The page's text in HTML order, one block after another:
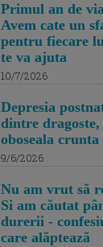
Primul an de
Avem cate un
pentru fiecare
te va ajuta
10/7/2026
Depresia
dintre
oboseala
9/6/2026
Nu am vrut să
Si am căutat
durerii -
care alăptează